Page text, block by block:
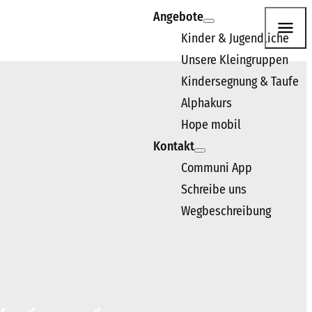
Wir freuen uns darauf, dich kennenzulernen.
Angebote
Kinder & Jugendliche
Unsere Kleingruppen
Kindersegnung & Taufe
Alphakurs
Hope mobil
Kontakt
Communi App
Schreibe uns
Wegbeschreibung